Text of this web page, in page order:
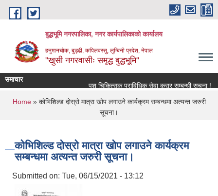
Skip to main content
बुद्धभूमि नगरपालिका, नगर कार्यपालिकाको कार्यालय
हनुमानचोक, बुड्ढी, कपिलवस्तु, लुम्बिनी प्रदेश, नेपाल
"खुसी नगरवासीः समृद्ध बुद्धभूमि"
समाचार
पशु चिकित्सक प्राविधिक सेवा करार सम्बन्धी सूचना !
You are here
Home» कोभिशिल्ड दोस्रो मात्रा खोप लगाउने कार्यक्रम सम्बन्धमा अत्यन्त जरुरी
सूचना।
कोभिशिल्ड दोस्रो मात्रा खोप लगाउने कार्यक्रम
सम्बन्धमा अत्यन्त जरुरी सूचना।
Submitted on: Tue, 06/15/2021 - 13:12